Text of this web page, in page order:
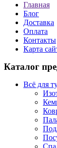
Главная
Блог
Доставка
Оплата
Контакты
Карта
Каталог
Всё для